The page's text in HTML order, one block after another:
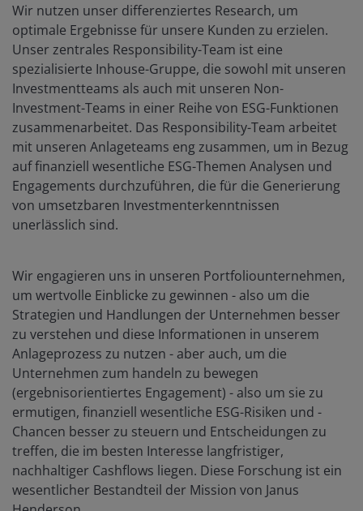
Wir nutzen unser differenziertes Research, um
optimale Ergebnisse für unsere Kunden zu erzielen.
Unser zentrales Responsibility-Team ist eine
spezialisierte Inhouse-Gruppe, die sowohl mit unseren
Investmentteams als auch mit unseren Non-
Investment-Teams in einer Reihe von ESG-Funktionen
zusammenarbeitet. Das Responsibility-Team arbeitet
mit unseren Anlageteams eng zusammen, um in Bezug
auf finanziell wesentliche ESG-Themen Analysen und
Engagements durchzuführen, die für die Generierung
von umsetzbaren Investmenterkenntnissen
unerlässlich sind.
Wir engagieren uns in unseren Portfoliounternehmen,
um wertvolle Einblicke zu gewinnen - also um die
Strategien und Handlungen der Unternehmen besser
zu verstehen und diese Informationen in unserem
Anlageprozess zu nutzen - aber auch, um die
Unternehmen zum handeln zu bewegen
(ergebnisorientiertes Engagement) - also um sie zu
ermutigen, finanziell wesentliche ESG-Risiken und -
Chancen besser zu steuern und Entscheidungen zu
treffen, die im besten Interesse langfristiger,
nachhaltiger Cashflows liegen. Diese Forschung ist ein
wesentlicher Bestandteil der Mission von Janus